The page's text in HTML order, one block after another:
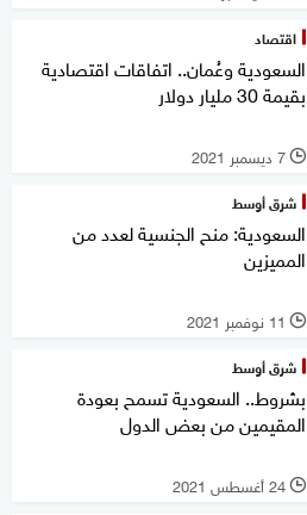
اقتصاد
السعودية وعُمان.. اتفاقات اقتصادية
بقيمة 30 مليار دولار
l 7 ديسمبر 2021
شرق أوسط
السعودية: منح الجنسية لعدد من
المميزين
l 11 نوفمبر 2021
شرق أوسط
بشروط.. السعودية تسمح بعودة
المقيمين من بعض الدول
l 24 أغسطس 2021